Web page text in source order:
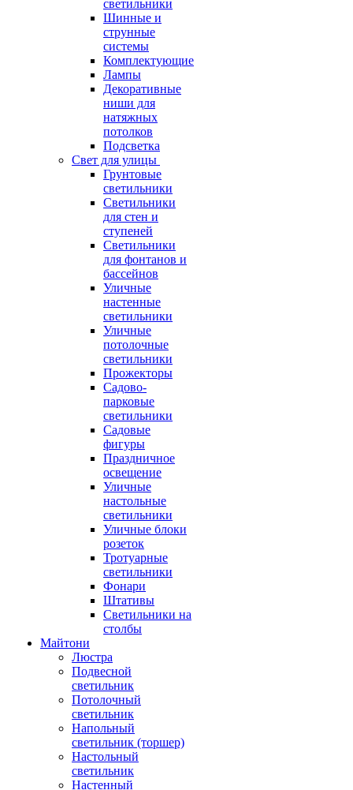
светильники
Шинные и
струнные
системы
Комплектующие
Лампы
Декоративные
ниши для
натяжных
потолков
Подсветка
Свет для улицы
Грунтовые
светильники
Светильники
для стен и
ступеней
Светильники
для фонтанов и
бассейнов
Уличные
настенные
светильники
Уличные
потолочные
светильники
Прожекторы
Садово-
парковые
светильники
Садовые
фигуры
Праздничное
освещение
Уличные
настольные
светильники
Уличные блоки
розеток
Тротуарные
светильники
Фонари
Штативы
Светильники на
столбы
Майтони
Люстра
Подвесной
светильник
Потолочный
светильник
Напольный
светильник (торшер)
Настольный
светильник
Настенный